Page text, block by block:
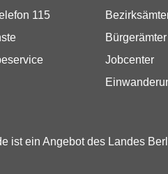
115
Bürgerämter
Jobcenter
ist ein Angebot des Landes